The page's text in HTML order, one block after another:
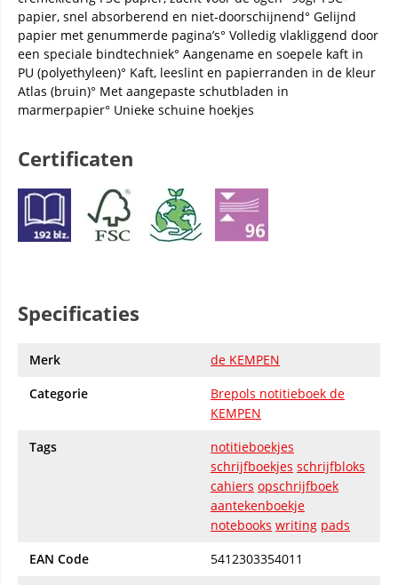
papier, snel absorberend en niet-doorschijnend° Gelijnd
papier met genummerde pagina’s° Volledig vlakliggend door
een speciale bindtechniek° Aangename en soepele kaft in
PU (polyethyleen)° Kaft, leeslint en papierranden in de kleur
Atlas (bruin)° Met aangepaste schutbladen in
marmerpapier° Unieke schuine hoekjes
Certificaten
Specificaties
Merk
de KEMPEN
Categorie
Brepols notitieboek de
KEMPEN
Tags
notitieboekjes
schrijfboekjes schrijfbloks
cahiers opschrijfboek
aantekenboekje
notebooks writing pads
EAN Code
5412303354011